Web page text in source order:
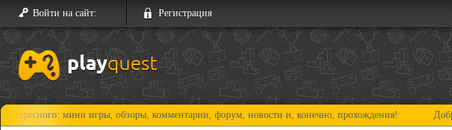
Войти на сайт: Регистрация
мини игры, обзоры, комментарии, форум, новости и, конечно, прохождения! Добро